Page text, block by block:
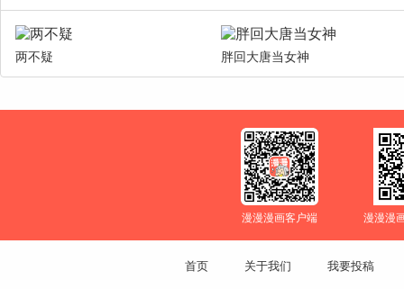
两不疑 胖回大唐当女神
漫漫漫画客户端 漫漫漫
首页 关于我们 我要投稿